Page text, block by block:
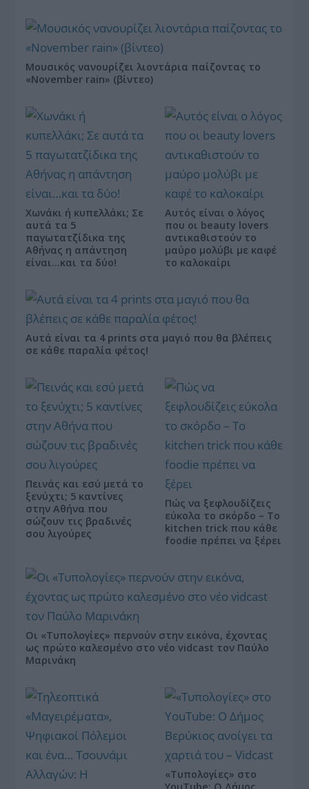
Μουσικός νανουρίζει λιοντάρια παίζοντας το
«November rain» (βίντεο)
Χωνάκι ή κυπελλάκι; Σε
αυτά τα 5
παγωτατζίδικα της
Αθήνας η απάντηση
είναι…και τα δύο!
Αυτός είναι ο λόγος
που οι beauty lovers
αντικαθιστούν το
μαύρο μολύβι με καφέ
το καλοκαίρι
Αυτά είναι τα 4 prints στα μαγιό που θα βλέπεις
σε κάθε παραλία φέτος!
Πεινάς και εσύ μετά το
ξενύχτι; 5 καντίνες
στην Αθήνα που
σώζουν τις βραδινές
σου λιγούρες
Πώς να ξεφλουδίζεις
εύκολα το σκόρδο – Το
kitchen trick που κάθε
foodie πρέπει να ξέρει
Οι «Τυπολογίες» περνούν στην εικόνα, έχοντας
ως πρώτο καλεσμένο στο νέο vidcast τον Παύλο
Μαρινάκη
«Τυπολογίες» στο